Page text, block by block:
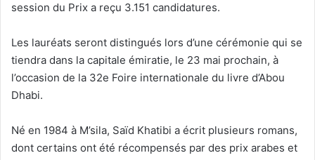
session du Prix a reçu 3.151 candidatures.
Les lauréats seront distingués lors d’une cérémonie qui se
tiendra dans la capitale émiratie, le 23 mai prochain, à
l’occasion de la 32e Foire internationale du livre d’Abou
Dhabi.
Né en 1984 à M’sila, Saïd Khatibi a écrit plusieurs romans,
dont certains ont été récompensés par des prix arabes et